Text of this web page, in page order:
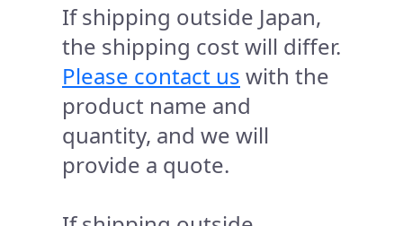
If shipping outside Japan,
the shipping cost will differ.
Please contact us with the
product name and
quantity, and we will
provide a quote.